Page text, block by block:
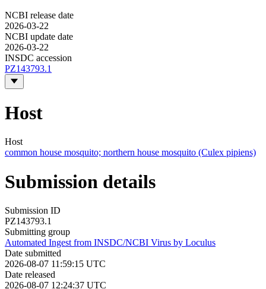
NCBI release date
2026-03-22
NCBI update date
2026-03-22
INSDC accession
PZ143793.1
Host
Host
common house mosquito; northern house mosquito (Culex pipiens)
Submission details
Submission ID
PZ143793.1
Submitting group
Automated Ingest from INSDC/NCBI Virus by Loculus
Date submitted
2026-08-07 11:59:15 UTC
Date released
2026-08-07 12:24:37 UTC